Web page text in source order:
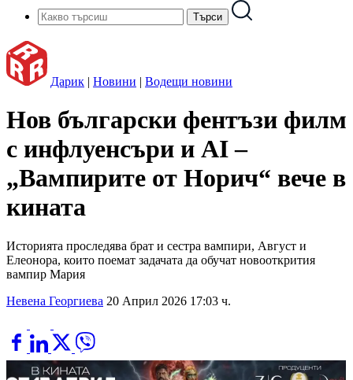
Дарик | Новини | Водещи новини
Нов български фентъзи филм
с инфлуенсъри и AI –
„Вампирите от Норич“ вече в
кината
Историята проследява брат и сестра вампири, Август и
Елеонора, които поемат задачата да обучат новооткрития
вампир Мария
Невена Георгиева 20 Април 2026 17:03 ч.